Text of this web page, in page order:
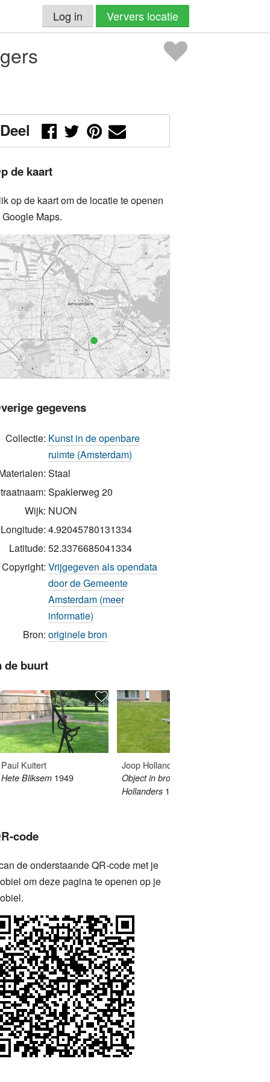
Log in Ververs locatie
Deel
de kaart
op de kaart om de locatie te openen
Maps.
gegevens
Collectie: Kunst in de openbare
ruimte (Amsterdam)
Staal
Spaklerweg 20
Wijk: NUON
Longitude: 4.92045780131334
Latitude: 52.3376685041334
Copyright: Vrijgegeven als opendata
door de Gemeente
Amsterdam (meer
informatie)
Bron: originele bron
de buurt
Paul Kuitert
Hete Bliksem 1949
Joop Hollanders
Object in brons - Joop
Hollanders 1971
code
de onderstaande QR-code met je
om deze pagina te openen op je